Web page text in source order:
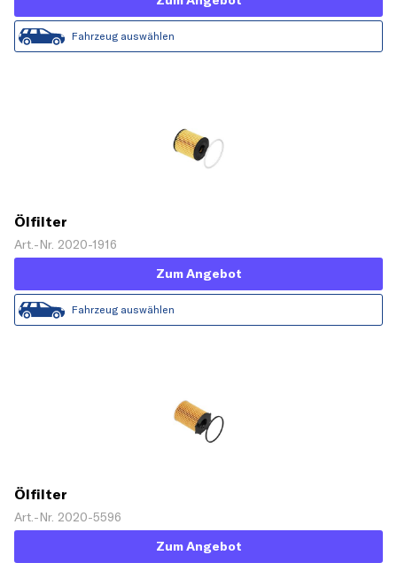
Fahrzeug auswählen
Ölfilter
Art.-Nr. 2020-1916
Zum Angebot
Fahrzeug auswählen
Ölfilter
Art.-Nr. 2020-5596
Zum Angebot